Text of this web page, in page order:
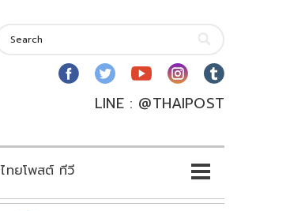
LINE : @THAIPOST
ไทยโพสต์ ทีวี